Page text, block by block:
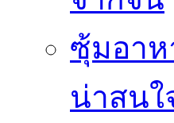
ซุ้มอาห
น่าสนใ